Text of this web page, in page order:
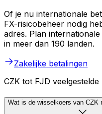
Of je nu internationale
FX-risicobeheer nodig
adres. Plan
in meer dan 190 landen.
Zakelijke betalingen
CZK tot FJD
Wat is de wisselkoers van CZK